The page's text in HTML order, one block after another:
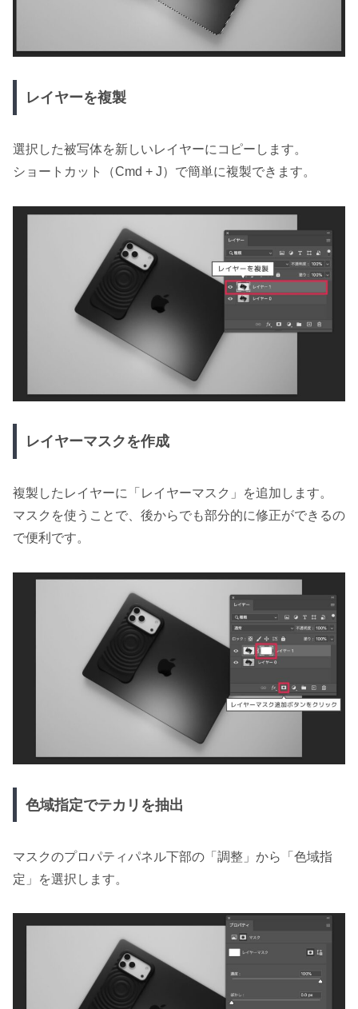
レイヤーを複製
選択した被写体を新しいレイヤーにコピーします。
ショートカット（Cmd + J）で簡単に複製できます。
レイヤーマスクを作成
複製したレイヤーに「レイヤーマスク」を追加します。
マスクを使うことで、後からでも部分的に修正ができるの
で便利です。
色域指定でテカリを抽出
マスクのプロパティパネル下部の「調整」から「色域指
定」を選択します。